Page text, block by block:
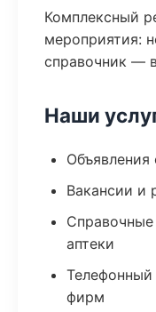
Комплексный
мероприятия:
справочник —
Наши
Объявления
Вакансии и
аптеки
Телефонный
фирм